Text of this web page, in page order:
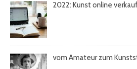
2022: Kunst online
vom Amateur zum